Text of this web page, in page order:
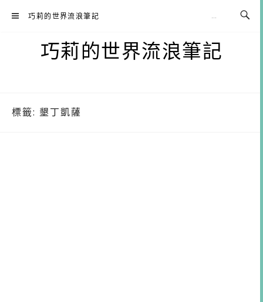
巧莉的世界流浪筆記
巧莉的世界流浪筆記
標籤: 墾丁凱薩